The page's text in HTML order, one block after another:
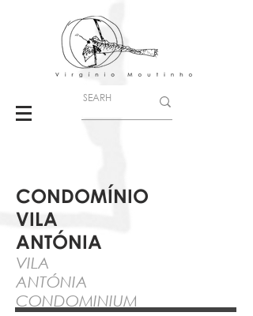
CONDOMÍNIO
VILA
ANTÓNIA
VILA
ANTÓNIA
CONDOMINIUM